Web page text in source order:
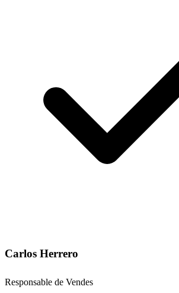
Carlos Herrero
Responsable de Vendes